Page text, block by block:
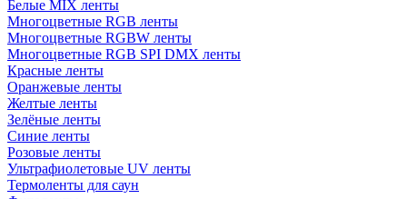
Белые MIX ленты
Многоцветные RGB ленты
Многоцветные RGBW ленты
Многоцветные RGB SPI DMX ленты
Красные ленты
Оранжевые ленты
Желтые ленты
Зелёные ленты
Синие ленты
Розовые ленты
Ультрафиолетовые UV ленты
Термоленты для саун